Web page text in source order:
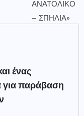
ένας
για παράβαση